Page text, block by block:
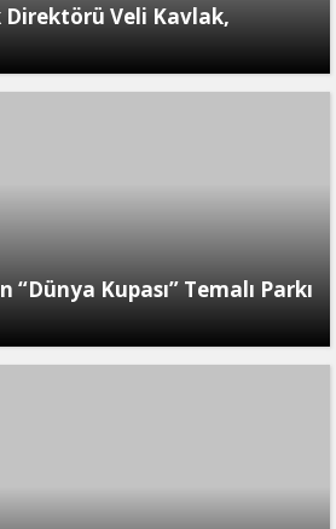
Direktörü Veli Kavlak,
“Dünya Kupası” Temalı Parkı